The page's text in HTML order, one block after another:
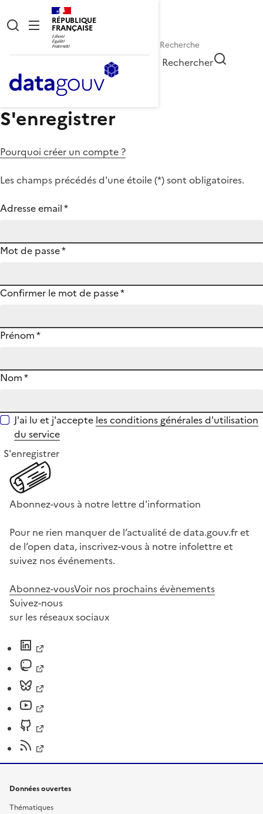
RÉPUBLIQUE
FRANÇAISE
Rechercher
S'enregistrer
Pourquoi créer un compte ?
Les champs précédés d'une étoile (*) sont obligatoires.
Adresse email*
Mot de passe*
Confirmer le mot de passe*
Prénom*
Nom*
J'ai lu et j'accepte les conditions générales d'utilisation
du service
S'enregistrer
Abonnez-vous à notre lettre d'information
Pour ne rien manquer de l’actualité de data.gouv.fr et
de l’open data, inscrivez-vous à notre infolettre et
suivez nos événements.
Abonnez-vousVoir nos prochains évènements
Suivez-nous
sur les réseaux sociaux
Données ouvertes
Thématiques